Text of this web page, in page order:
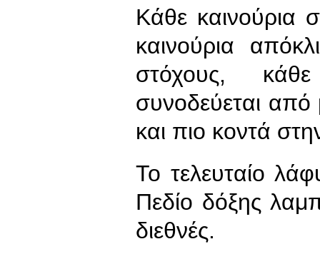
Κάθε καινούρια
καινούρια
στόχους,
συνοδεύεται
και πιο κοντά
Το τελευταίο
Πεδίο δόξης
διεθνές.